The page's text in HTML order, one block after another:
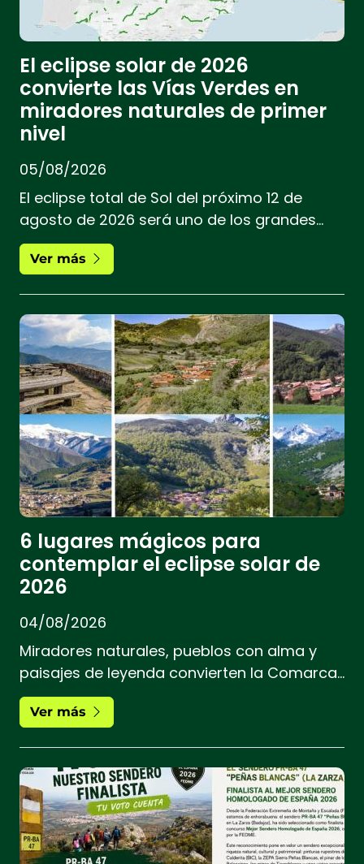
El eclipse solar de 2026
convierte las Vías Verdes en
miradores naturales de primer
nivel
05/08/2026
El eclipse total de Sol del próximo 12 de
agosto de 2026 será uno de los grandes
acontecimientos astronómicos del siglo en
España, y las Vías Verdes se perfilan como
Ver más
6 lugares mágicos para
contemplar el eclipse solar de
2026
04/08/2026
Miradores naturales, pueblos con alma y
paisajes de leyenda convierten la Comarca
de Liébana en uno de los destinos más
bonitos para disfrutar de este fenómeno
Ver más